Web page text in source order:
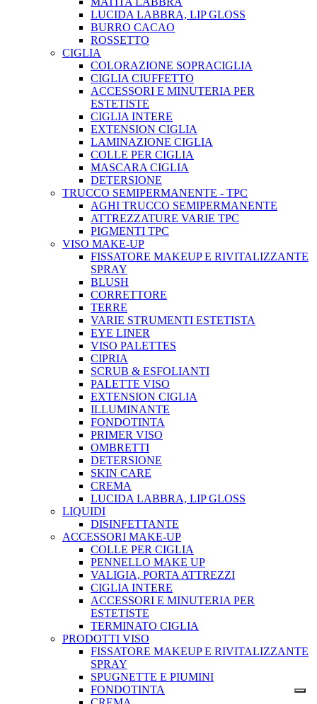
LUCIDA LABBRA, LIP GLOSS
BURRO CACAO
ROSSETTO
CIGLIA
COLORAZIONE SOPRACIGLIA
CIGLIA CIUFFETTO
ACCESSORI E MINUTERIA PER
ESTETISTE
CIGLIA INTERE
EXTENSION CIGLIA
LAMINAZIONE CIGLIA
COLLE PER CIGLIA
MASCARA CIGLIA
DETERSIONE
TRUCCO SEMIPERMANENTE - TPC
AGHI TRUCCO SEMIPERMANENTE
ATTREZZATURE VARIE TPC
PIGMENTI TPC
VISO MAKE-UP
FISSATORE MAKEUP E RIVITALIZZANTE
SPRAY
BLUSH
CORRETTORE
TERRE
VARIE STRUMENTI ESTETISTA
EYE LINER
VISO PALETTES
CIPRIA
SCRUB & ESFOLIANTI
PALETTE VISO
EXTENSION CIGLIA
ILLUMINANTE
FONDOTINTA
PRIMER VISO
OMBRETTI
DETERSIONE
SKIN CARE
CREMA
LUCIDA LABBRA, LIP GLOSS
LIQUIDI
DISINFETTANTE
ACCESSORI MAKE-UP
COLLE PER CIGLIA
PENNELLO MAKE UP
VALIGIA, PORTA ATTREZZI
CIGLIA INTERE
ACCESSORI E MINUTERIA PER
ESTETISTE
TERMINATO CIGLIA
PRODOTTI VISO
FISSATORE MAKEUP E RIVITALIZZANTE
SPRAY
SPUGNETTE E PIUMINI
FONDOTINTA